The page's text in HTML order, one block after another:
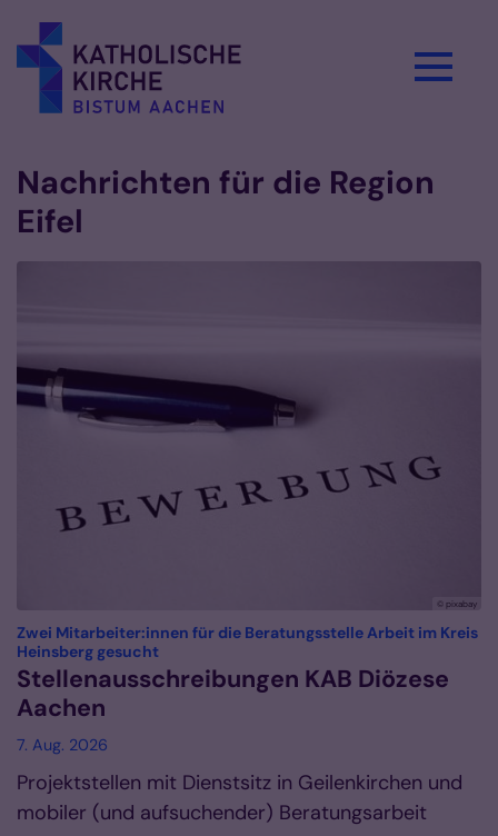
Nachrichten für die Region
Eifel
© pixabay
Zwei Mitarbeiter:innen für die Beratungsstelle Arbeit im Kreis
Heinsberg gesucht:
Stellenausschreibungen KAB Diözese
Aachen
7. Aug. 2026
Projektstellen mit Dienstsitz in Geilenkirchen und
mobiler (und aufsuchender) Beratungsarbeit